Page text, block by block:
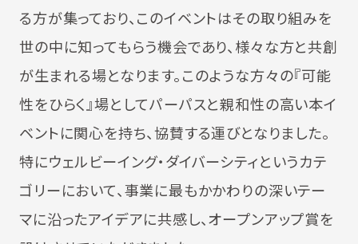
る方が集っており、このイベントはその取り組みを
世の中に知ってもらう機会であり、様々な方と共創
が生まれる場となります。このような方々の『可能
性をひらく』場としてパーパスと親和性の高い本イ
ベントに関心を持ち、協賛する運びとなりました。
特にウェルビーイング・ダイバーシティというカテ
ゴリーにおいて、事業に最もかかわりの深いテー
マに沿ったアイデアに共感し、オープンアップ賞を